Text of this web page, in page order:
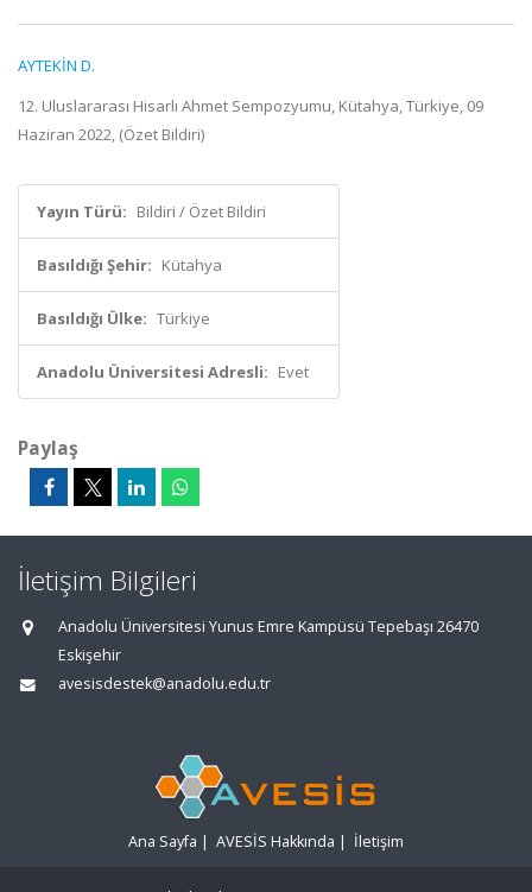
AYTEKİN D.
12. Uluslararası Hisarlı Ahmet Sempozyumu, Kütahya, Türkiye, 09
Haziran 2022, (Özet Bildiri)
Yayın Türü: Bildiri / Özet Bildiri
Basıldığı Şehir: Kütahya
Basıldığı Ülke: Türkiye
Anadolu Üniversitesi Adresli: Evet
Paylaş
İletişim Bilgileri
Anadolu Üniversitesi Yunus Emre Kampüsü Tepebaşı 26470
Eskişehir
avesisdestek@anadolu.edu.tr
Ana Sayfa | AVESİS Hakkında | İletişim